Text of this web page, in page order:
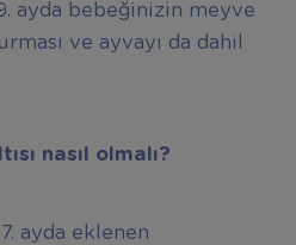
ayda bebeğinizin meyve
ve ayvayı da dahil
ısı nası l olmal ı?
ayda eklenen